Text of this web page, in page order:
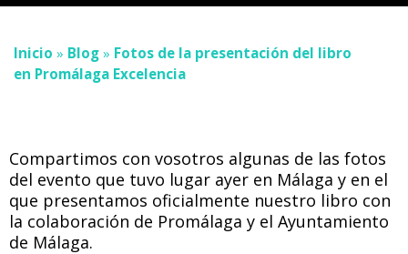
Inicio » Blog » Fotos de la presentación del libro
en Promálaga Excelencia
Compartimos con vosotros algunas de las fotos
del evento que tuvo lugar ayer en Málaga y en el
que presentamos oficialmente nuestro libro con
la colaboración de Promálaga y el Ayuntamiento
de Málaga.